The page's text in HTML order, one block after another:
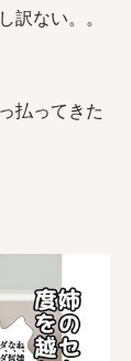
訳ない。。
払ってきた